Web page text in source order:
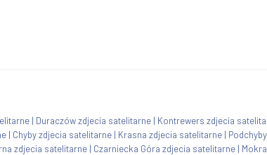
| Duraczów zdjecia satelitarne | Kontrewers zdjecia
| Chyby zdjecia satelitarne | Krasna zdjecia satelitarne | Podchyby
zdjecia satelitarne | Czarniecka Góra zdjecia satelitarne | Mokra